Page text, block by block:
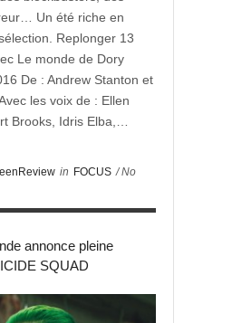
Un été riche en
Replonger 13
Le monde de Dory
De : Andrew Stanton et
les voix de : Ellen
Brooks, Idris Elba,…
in FOCUS / No
annonce pleine
SQUAD